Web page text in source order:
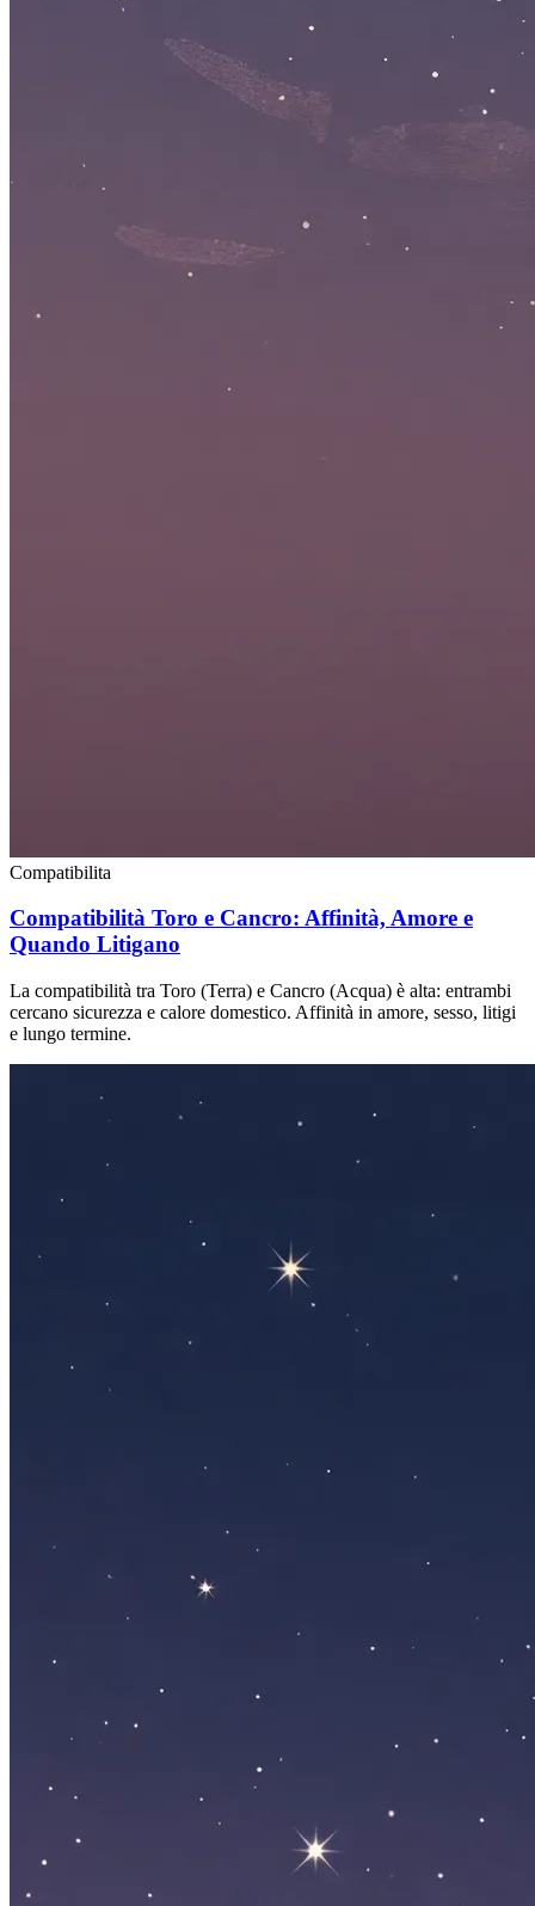
Compatibilita
Compatibilità Toro e Cancro: Affinità, Amore e
Quando Litigano
La compatibilità tra Toro (Terra) e Cancro (Acqua) è alta: entrambi
cercano sicurezza e calore domestico. Affinità in amore, sesso, litigi
e lungo termine.